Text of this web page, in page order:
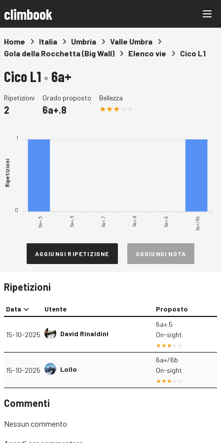
climbook
Home Italia Umbria
Valle Umbra
Gola della Rocchetta (Big Wall)
Elenco vie Cico L1
Cico L1• 6a+
Ripetizioni
2
Grado proposto
6a+.8
Bellezza
1
0
Ripetizioni
6a+.5 6a+.6 6a+.7 6a+.8 6a+.9 6a+/6b
AGGIUNGI RIPETIZIONE AGGIUNGI NOTA
Ripetizioni
Data Utente Proposto
15-10-2025 David Rinaldini
6a+.5
On-sight
15-10-2025 Lollo
6a+/6b
On-sight
Commenti
Nessun commento